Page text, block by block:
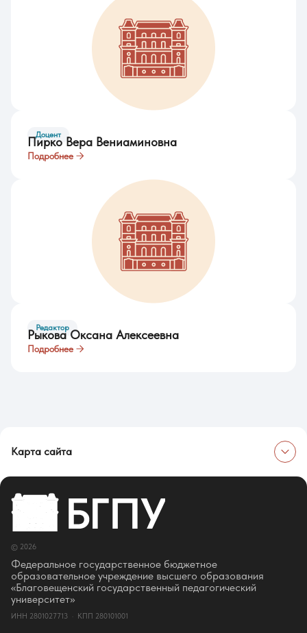
Доцент
Пирко Вера Вениаминовна
Подробнее
Редактор
Рыкова Оксана Алексеевна
Подробнее
Карта сайта
Сведения об образовательной организации
Об Университете
Сотрудники и преподаватели
Ректор
Оценка качества образования
СМИ о нас
Истории успеха
Партнёры
Документы
Контакты
© 2026
Федеральное государственное бюджетное
образовательное учреждение высшего образования
«Благовещенский государственный педагогический
университет»
ИНН 2801027713 · КПП 280101001